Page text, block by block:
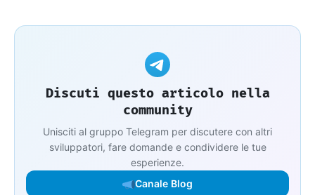
Discuti questo articolo nella
community
Unisciti al gruppo Telegram per discutere con altri
sviluppatori, fare domande e condividere le tue
esperienze.
Canale Blog